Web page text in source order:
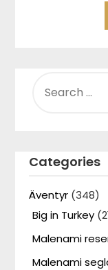
FOR:
Categories
Äventyr (348)
Big in Turkey
Malenami
Malenami